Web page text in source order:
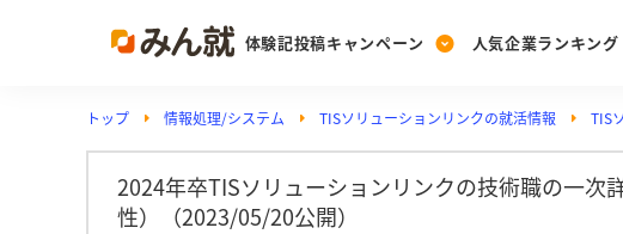
体験記投稿キャンペーン
Post
投稿する
人気企業ランキング
Ranking
ランキングを見る
PickUp
注目の企業特集
トップ 情報処理/システム TISソリューションリンクの就活情報 TIS
2024年卒TISソリューションリンクの技術職の一次
性）（2023/05/20公開）